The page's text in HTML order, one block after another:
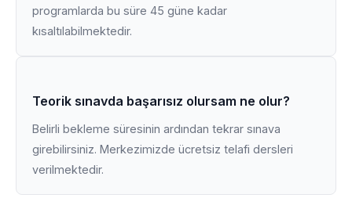
programlarda bu süre 45 güne kadar
kısaltılabilmektedir.
Teorik sınavda başarısız olursam ne olur?
Belirli bekleme süresinin ardından tekrar sınava
girebilirsiniz. Merkezimizde ücretsiz telafi dersleri
verilmektedir.